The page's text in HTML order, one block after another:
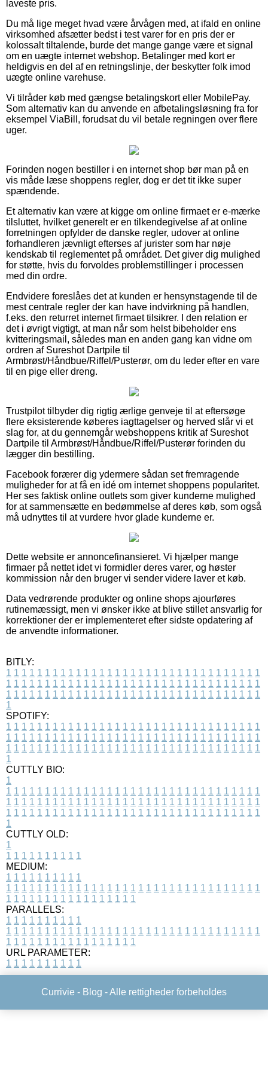
laveste pris.
Du må lige meget hvad være årvågen med, at ifald en online
virksomhed afsætter bedst i test varer for en pris der er
kolossalt tiltalende, burde det mange gange være et signal
om en uægte internet webshop. Betalinger med kort er
heldigvis en del af en retningslinje, der beskytter folk imod
uægte online varehuse.
Vi tilråder køb med gængse betalingskort eller MobilePay.
Som alternativ kan du anvende en afbetalingsløsning fra for
eksempel ViaBill, forudsat du vil betale regningen over flere
uger.
Forinden nogen bestiller i en internet shop bør man på en
vis måde læse shoppens regler, dog er det tit ikke super
spændende.
Et alternativ kan være at kigge om online firmaet er e-mærke
tilsluttet, hvilket generelt er en tilkendegivelse af at online
forretningen opfylder de danske regler, udover at online
forhandleren jævnligt efterses af jurister som har nøje
kendskab til reglementet på området. Det giver dig mulighed
for støtte, hvis du forvoldes problemstillinger i processen
med din ordre.
Endvidere foreslåes det at kunden er hensynstagende til de
mest centrale regler der kan have indvirkning på handlen,
f.eks. den returret internet firmaet tilsikrer. I den relation er
det i øvrigt vigtigt, at man når som helst bibeholder ens
kvitteringsmail, således man en anden gang kan vidne om
ordren af Sureshot Dartpile til
Armbrøst/Håndbue/Riffel/Pusterør, om du leder efter en vare
til en pige eller dreng.
Trustpilot tilbyder dig rigtig ærlige genveje til at eftersøge
flere eksisterende køberes iagttagelser og herved slår vi et
slag for, at du gennemgår webshoppens kritik af Sureshot
Dartpile til Armbrøst/Håndbue/Riffel/Pusterør forinden du
lægger din bestilling.
Facebook forærer dig ydermere sådan set fremragende
muligheder for at få en idé om internet shoppens popularitet.
Her ses faktisk online outlets som giver kunderne mulighed
for at sammensætte en bedømmelse af deres køb, som også
må udnyttes til at vurdere hvor glade kunderne er.
Dette website er annoncefinansieret. Vi hjælper mange
firmaer på nettet idet vi formidler deres varer, og høster
kommission når den bruger vi sender videre laver et køb.
Data vedrørende produkter og online shops ajourføres
rutinemæssigt, men vi ønsker ikke at blive stillet ansvarlig for
korrektioner der er implementeret efter sidste opdatering af
de anvendte informationer.
BITLY:
1 1 1 1 1 1 1 1 1 1 1 1 1 1 1 1 1 1 1 1 1 1 1 1 1 1 1 1 1 1 1 1 1
1 1 1 1 1 1 1 1 1 1 1 1 1 1 1 1 1 1 1 1 1 1 1 1 1 1 1 1 1 1 1 1 1
1 1 1 1 1 1 1 1 1 1 1 1 1 1 1 1 1 1 1 1 1 1 1 1 1 1 1 1 1 1 1 1 1
1
SPOTIFY:
1 1 1 1 1 1 1 1 1 1 1 1 1 1 1 1 1 1 1 1 1 1 1 1 1 1 1 1 1 1 1 1 1
1 1 1 1 1 1 1 1 1 1 1 1 1 1 1 1 1 1 1 1 1 1 1 1 1 1 1 1 1 1 1 1 1
1 1 1 1 1 1 1 1 1 1 1 1 1 1 1 1 1 1 1 1 1 1 1 1 1 1 1 1 1 1 1 1 1
1
CUTTLY BIO:
1
1 1 1 1 1 1 1 1 1 1 1 1 1 1 1 1 1 1 1 1 1 1 1 1 1 1 1 1 1 1 1 1 1
1 1 1 1 1 1 1 1 1 1 1 1 1 1 1 1 1 1 1 1 1 1 1 1 1 1 1 1 1 1 1 1 1
1 1 1 1 1 1 1 1 1 1 1 1 1 1 1 1 1 1 1 1 1 1 1 1 1 1 1 1 1 1 1 1 1
1
CUTTLY OLD:
1
1 1 1 1 1 1 1 1 1 1
MEDIUM:
1 1 1 1 1 1 1 1 1 1
1 1 1 1 1 1 1 1 1 1 1 1 1 1 1 1 1 1 1 1 1 1 1 1 1 1 1 1 1 1 1 1 1
1 1 1 1 1 1 1 1 1 1 1 1 1 1 1 1 1
PARALLELS:
1 1 1 1 1 1 1 1 1 1
1 1 1 1 1 1 1 1 1 1 1 1 1 1 1 1 1 1 1 1 1 1 1 1 1 1 1 1 1 1 1 1 1
1 1 1 1 1 1 1 1 1 1 1 1 1 1 1 1 1
URL PARAMETER:
1 1 1 1 1 1 1 1 1 1
Currivie - Blog - Alle rettigheder forbeholdes